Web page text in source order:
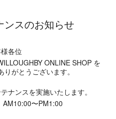
ンスのお知らせ
各位
ONLINE SHOP を
がとうございます。
ナンスを実施いたします。
〜PM1:00